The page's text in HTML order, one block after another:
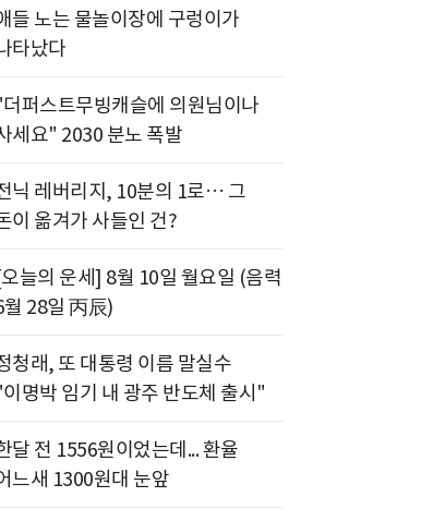
들 노는 물놀이장에 구렁이가
타났다
퍼스트무빙캐슬에 의원님이나
세요" 2030 분노 폭발
닉 레버리지, 10분의 1로… 그
이 옮겨가 사들인 건?
늘의 운세] 8월 10일 월요일 (음력
월 28일 丙辰)
청래, 또 대통령 이름 말실수
명박 임기 내 광주 반도체 출시"
달 전 1556원이었는데... 환율
느새 1300원대 눈앞